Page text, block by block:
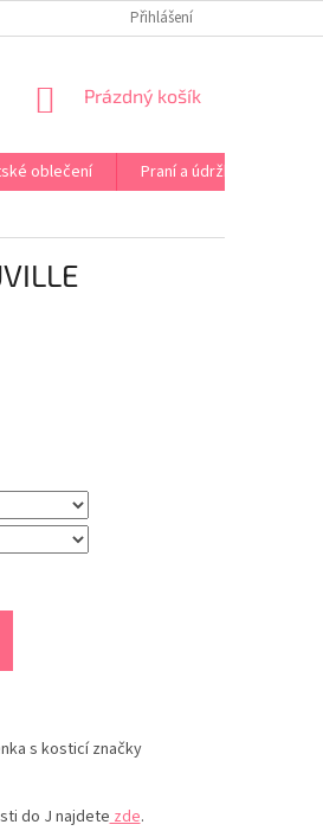
DOPRAVA A PLATBA ČR A EU
Přihlášení
NÁKUPNÍ
Prázdný košík
oblečení Praní a údržba
s kosticí značky
do J najdetezde.